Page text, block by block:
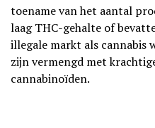
toename van het aantal
laag THC-gehalte of
illegale markt als cannabis
zijn vermengd met
cannabinoïden.